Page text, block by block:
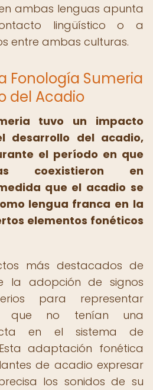
ambas lenguas apunta
lingüístico o a
entre ambas culturas.
Fonología Sumeria
del Acadio
tuvo un impacto
desarrollo del acadio,
el período en que
coexistieron en
que el acadio se
lengua franca en la
elementos fonéticos
más destacados de
la adopción de signos
para representar
que no tenían una
en el sistema de
adaptación fonética
de acadio expresar
los sonidos de su